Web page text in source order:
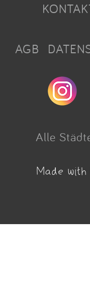
AGB
Alle
Made